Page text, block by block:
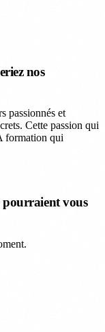
nos
passionnés et
Cette passion qui
formation qui
pourraient vous